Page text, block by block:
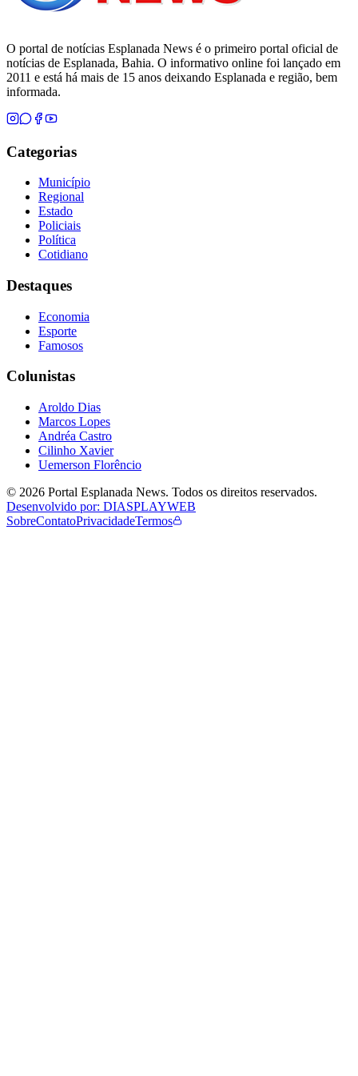
O portal de notícias Esplanada News é o primeiro portal oficial de
notícias de Esplanada, Bahia. O informativo online foi lançado em
2011 e está há mais de 15 anos deixando Esplanada e região, bem
informada.
Categorias
Município
Regional
Estado
Policiais
Política
Cotidiano
Destaques
Economia
Esporte
Famosos
Colunistas
Aroldo Dias
Marcos Lopes
Andréa Castro
Cilinho Xavier
Uemerson Florêncio
© 2026 Portal Esplanada News. Todos os direitos reservados.
Desenvolvido por: DIASPLAYWEB
SobreContatoPrivacidadeTermos